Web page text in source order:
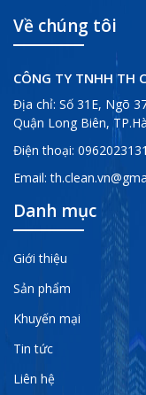
Về chúng tôi
CÔNG TY TNHH TH
Địa chỉ: Số 31E, Ngõ
Quận Long Biên,
Điện thoại: 0962023131
Email:
Danh mục
Giới thiệu
Sản phẩm
Khuyến mại
Tin tức
Liên hệ